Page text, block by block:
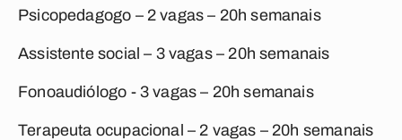
Psicopedagogo – 2 vagas – 20h semanais
Assistente social – 3 vagas – 20h semanais
Fonoaudiólogo - 3 vagas – 20h semanais
Terapeuta ocupacional – 2 vagas – 20h semanais